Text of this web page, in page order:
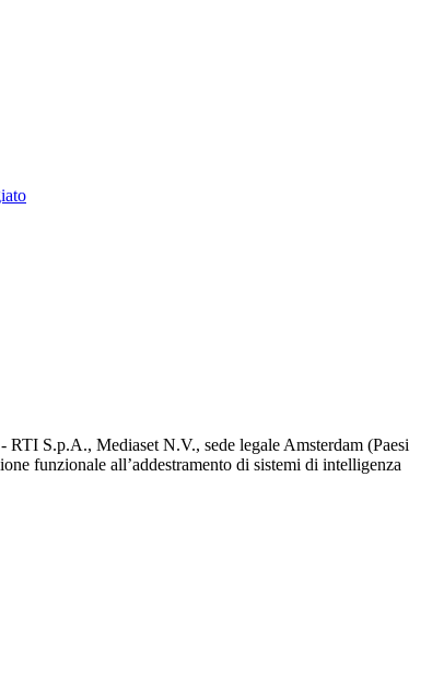
S.p.A., Mediaset N.V., sede legale Amsterdam (Paesi
funzionale all’addestramento di sistemi di intelligenza